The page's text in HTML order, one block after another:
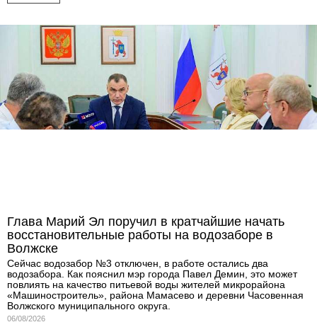
Глава Марий Эл поручил в кратчайшие начать
восстановительные работы на водозаборе в
Волжске
Сейчас водозабор №3 отключен, в работе остались два
водозабора. Как пояснил мэр города Павел Демин, это может
повлиять на качество питьевой воды жителей микрорайона
«Машиностроитель», района Мамасево и деревни Часовенная
Волжского муниципального округа.
06/08/2026